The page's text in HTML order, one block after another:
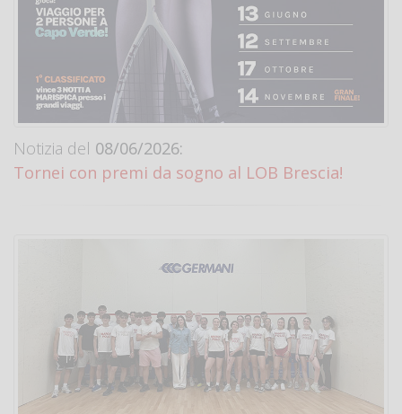
Notizia del 08/06/2026:
Tornei con premi da sogno al LOB Brescia!